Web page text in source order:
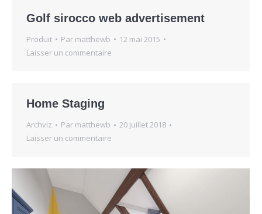
Golf sirocco web advertisement
Produit Par matthewb
12 mai 2015
Laisser un commentaire
Home Staging
Archviz Par matthewb
20 juillet 2018
Laisser un commentaire